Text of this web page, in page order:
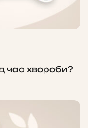
час хвороби?